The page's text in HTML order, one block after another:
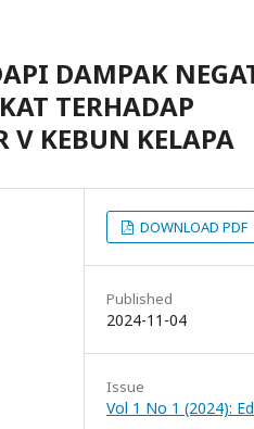
DAMPAK
TERHADAP
V KEBUN KELAPA
DOWNLOAD PDF
Published
2024-11-04
Issue
Vol 1 No 1 (2024):